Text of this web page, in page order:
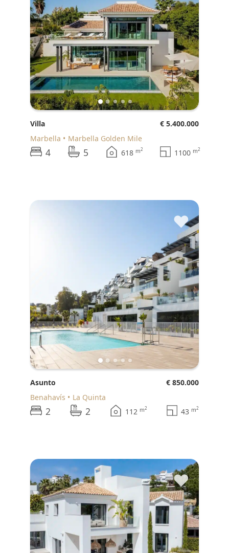
Villa
€ 5.400.000
Marbella
Marbella Golden Mile
4 5 618 m2 1100 m2
♥
Asunto
€ 850.000
Benahavís
La Quinta
2 2 112 m2 43 m2
♥